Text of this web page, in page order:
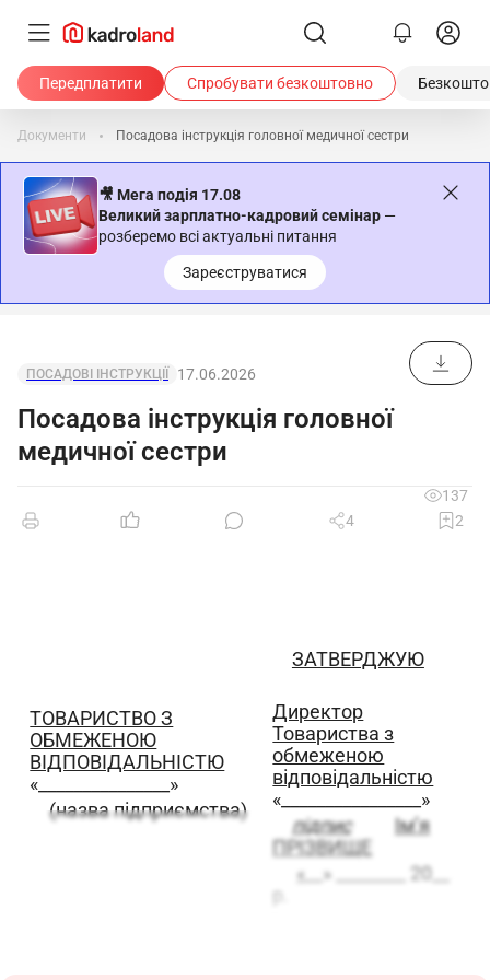
Передплатити Спробувати безкоштовно
Документи Посадова інструкція головної медичної сестри
🎥 Мега подія 17.08
Великий зарплатно-кадровий семінар —
розберемо всі актуальні питання
Зареєструватися
ПОСАДОВІ ІНСТРУКЦІЇ 17.06.2026
Посадова інструкція головної
медичної сестри
137
4
2
ТОВАРИСТВО З
ОБМЕЖЕНОЮ
ВІДПОВІДАЛЬНІСТЮ
«_______________»
(назва підприємства)
ЗАТВЕРДЖУЮ
Директор
Товариства з
обмеженою
відповідальністю
«________________»
підпис
Ім’я
ПРІЗВИЩЕ
«__» ________ 20__
р.